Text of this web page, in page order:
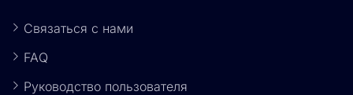
Связаться с нами
FAQ
Руководство пользователя